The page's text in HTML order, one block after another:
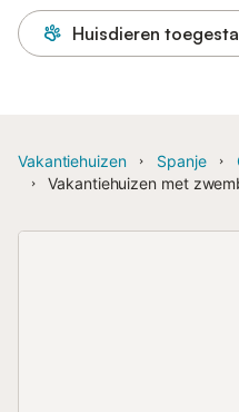
Huisdieren
Vakantiehuizen Spanje
Vakantiehuizen met